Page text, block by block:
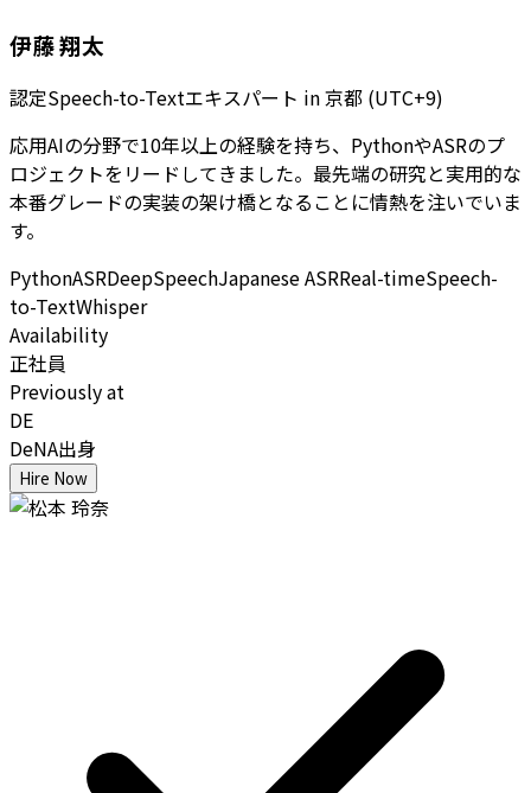
伊藤 翔太
認定Speech-to-Textエキスパート in京都 (UTC+9)
応用AIの分野で10年以上の経験を持ち、PythonやASRのプ
ロジェクトをリードしてきました。最先端の研究と実用的な
本番グレードの実装の架け橋となることに情熱を注いでいま
す。
PythonASRDeepSpeechJapanese ASRReal-timeSpeech-
to-TextWhisper
Availability
正社員
Previously at
DE
DeNA出身
Hire Now